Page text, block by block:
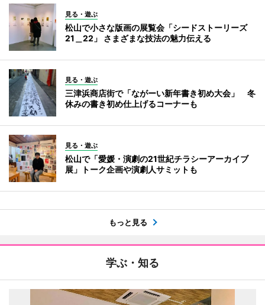
見る・遊ぶ
松山で小さな版画の展覧会「シードストーリーズ
21＿22」 さまざまな技法の魅力伝える
見る・遊ぶ
三津浜商店街で「ながーい新年書き初め大会」 冬
休みの書き初め仕上げるコーナーも
見る・遊ぶ
松山で「愛媛・演劇の21世紀チラシーアーカイブ
展」トーク企画や演劇人サミットも
もっと見る
学ぶ・知る